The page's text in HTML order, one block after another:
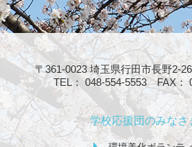
学校応援団のみなさ
〒361-0023埼玉県行田市長野2-
TEL：048-554-5553FAX：